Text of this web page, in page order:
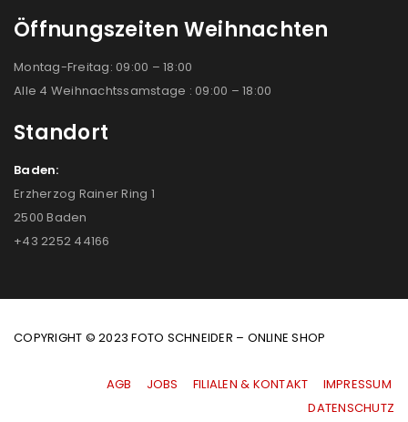
Öffnungszeiten Weihnachten
Montag-Freitag: 09:00 – 18:00
Alle 4 Weihnachtssamstage : 09:00 – 18:00
Standort
Baden:
Erzherzog Rainer Ring 1
2500 Baden
+43 2252 44166
COPYRIGHT © 2023 FOTO SCHNEIDER – ONLINE SHOP
AGB JOBS FILIALEN & KONTAKT
IMPRESSUM
|DATENSCHUTZ